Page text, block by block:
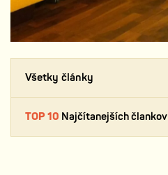
Všetky články
TOP 10 Najčítanejších člankov